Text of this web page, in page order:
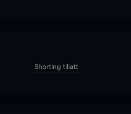
Shorting tillatt